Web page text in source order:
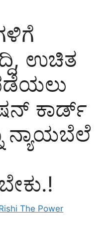
ಉಚಿತ
ಕಾರ್ಡ್
ನ್ಯಾಯಬೆಲೆ
The Power